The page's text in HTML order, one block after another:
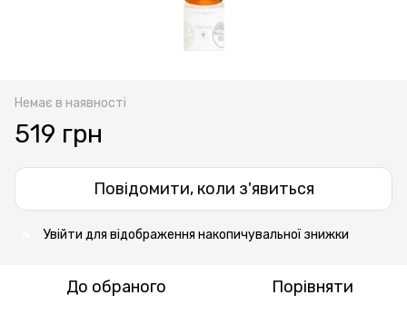
Немає в наявності
519 грн
Повідомити, коли з'явиться
Увійти для відображення накопичувальної знижки
До обраного Порівняти